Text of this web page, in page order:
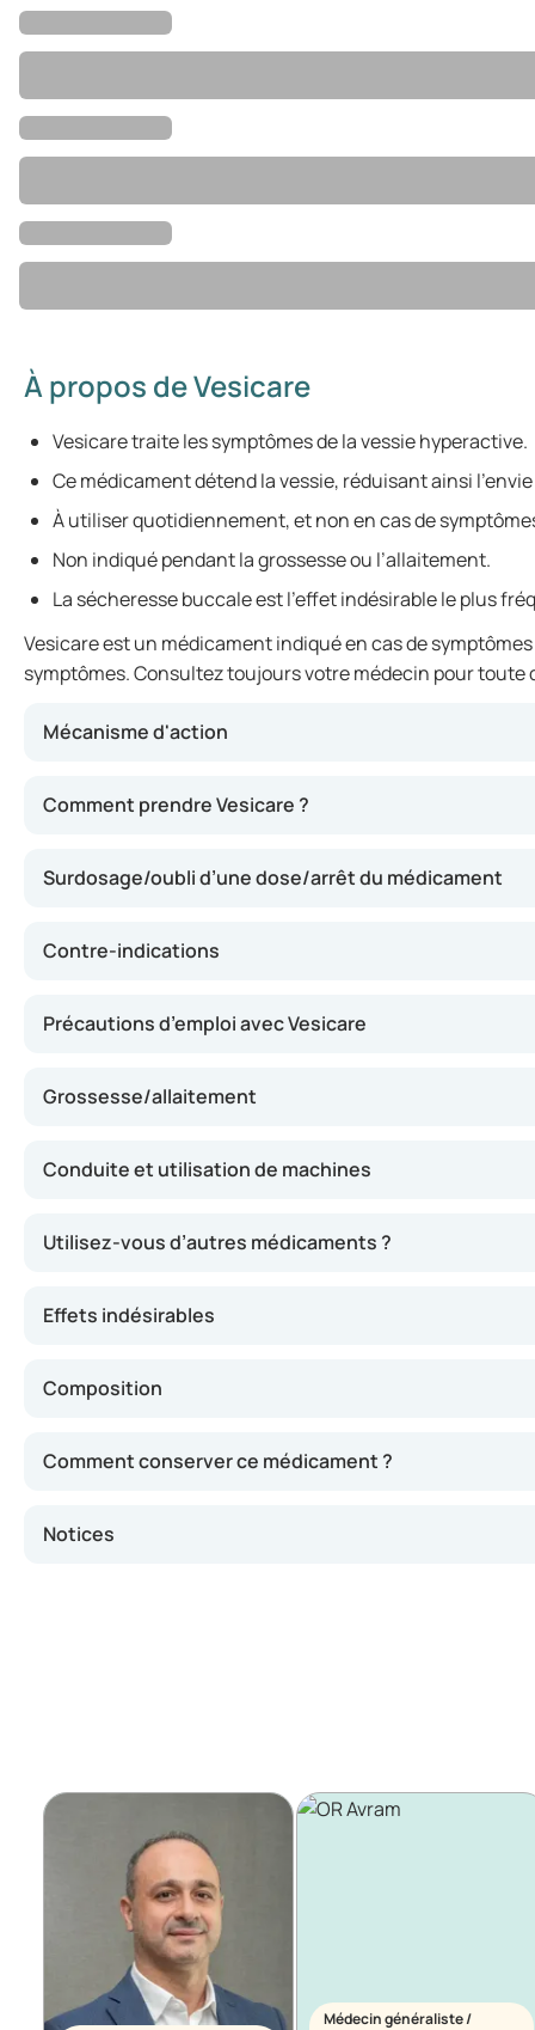
À propos de Vesicare
Vesicare traite les symptômes de la vessie hyperactive.
Ce médicament détend la vessie, réduisant ainsi
À utiliser quotidiennement, et non en cas de
Non indiqué pendant la grossesse ou l’allaitement.
La sécheresse buccale est l’effet indésirable le plus
Vesicare est un médicament indiqué en cas de
symptômes. Consultez toujours votre médecin pour
Mécanisme d'action
Comment prendre Vesicare ?
Surdosage/oubli d’une dose/arrêt du médicament
Contre-indications
Précautions d’emploi avec Vesicare
Grossesse/allaitement
Conduite et utilisation de machines
Utilisez-vous d’autres médicaments ?
Effets indésirables
Composition
Comment conserver ce médicament ?
Notices
Médecin généraliste /